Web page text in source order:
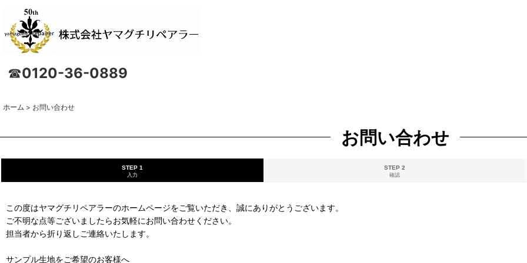
☎0120-36-0889
ホーム > お問い合わせ
お問い合わせ
STEP 1
入力
STEP 2
確認
この度はヤマグチリペアラーのホームページをご覧いただき、誠にありがとうございます。
ご不明な点等ございましたらお気軽にお問い合わせください。
担当者から折り返しご連絡いたします。
サンプル生地をご希望のお客様へ